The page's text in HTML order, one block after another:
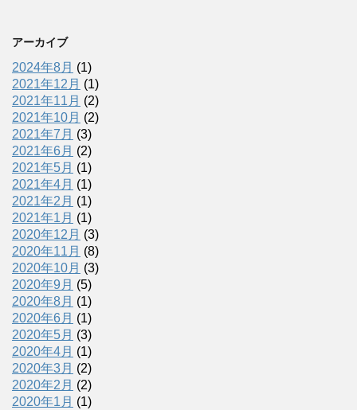
アーカイブ
2024年8月 (1)
2021年12月 (1)
2021年11月 (2)
2021年10月 (2)
2021年7月 (3)
2021年6月 (2)
2021年5月 (1)
2021年4月 (1)
2021年2月 (1)
2021年1月 (1)
2020年12月 (3)
2020年11月 (8)
2020年10月 (3)
2020年9月 (5)
2020年8月 (1)
2020年6月 (1)
2020年5月 (3)
2020年4月 (1)
2020年3月 (2)
2020年2月 (2)
2020年1月 (1)